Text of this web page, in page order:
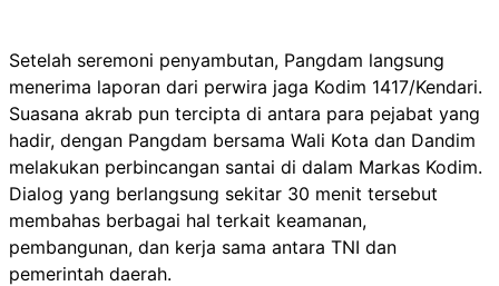
Setelah seremoni penyambutan, Pangdam langsung
menerima laporan dari perwira jaga Kodim 1417/Kendari.
Suasana akrab pun tercipta di antara para pejabat yang
hadir, dengan Pangdam bersama Wali Kota dan Dandim
melakukan perbincangan santai di dalam Markas Kodim.
Dialog yang berlangsung sekitar 30 menit tersebut
membahas berbagai hal terkait keamanan,
pembangunan, dan kerja sama antara TNI dan
pemerintah daerah.